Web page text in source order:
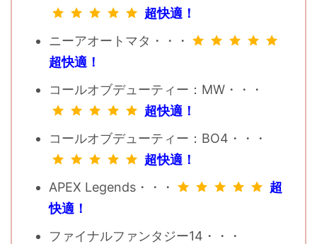
超快適！
ニーアオートマタ・・・
超快適！
コールオブデューティー：MW・・・
超快適！
コールオブデューティー：BO4・・・
超快適！
APEX Legends・・・
超
快適！
ファイナルファンタジー14・・・